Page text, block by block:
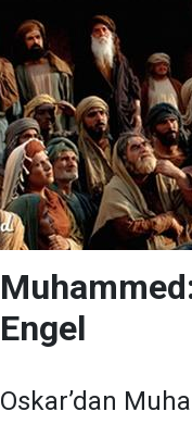
Engel
Oskar’dan